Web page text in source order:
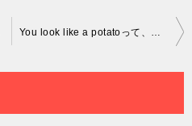
You look like a potatoって、「じゃがいもに見えるよ」っていう意味？